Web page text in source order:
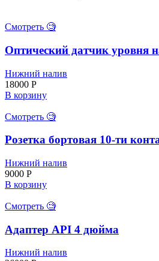
Смотреть 🧐
Оптический датчик уровня
Нижний налив
18000 Р
В корзину
Смотреть 🧐
Розетка бортовая 10-ти
Нижний налив
9000 Р
В корзину
Смотреть 🧐
Адаптер API 4 дюйма
Нижний налив